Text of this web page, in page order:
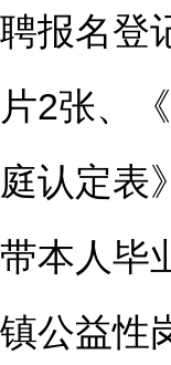
报名登
2张、《
认定表
本人毕
公益性